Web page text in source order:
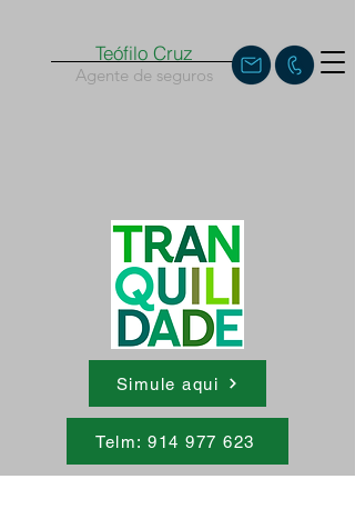
Teófilo Cruz
Agente de seguros
Simule aqui
Telm: 914 977 623